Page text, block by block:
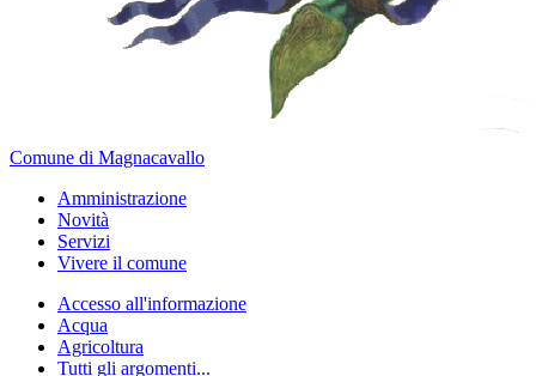
Comune di Magnacavallo
Amministrazione
Novità
Servizi
Vivere il comune
Accesso all'informazione
Acqua
Agricoltura
Tutti gli argomenti...